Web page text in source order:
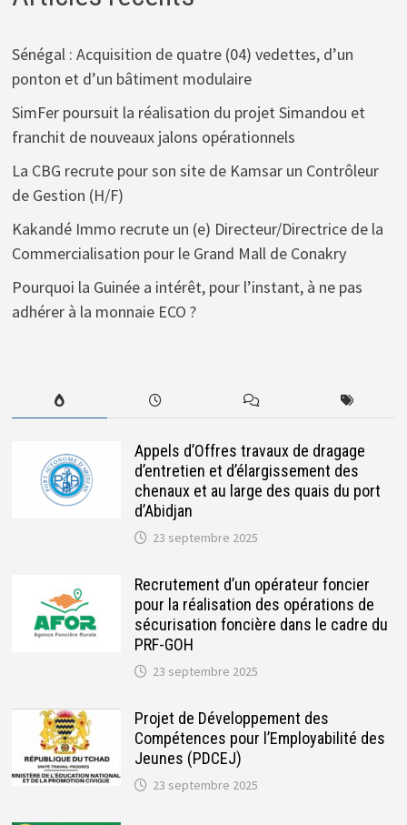
Sénégal : Acquisition de quatre (04) vedettes, d’un
ponton et d’un bâtiment modulaire
SimFer poursuit la réalisation du projet Simandou et
franchit de nouveaux jalons opérationnels
La CBG recrute pour son site de Kamsar un Contrôleur
de Gestion (H/F)
Kakandé Immo recrute un (e) Directeur/Directrice de la
Commercialisation pour le Grand Mall de Conakry
Pourquoi la Guinée a intérêt, pour l’instant, à ne pas
adhérer à la monnaie ECO ?
Appels d’Offres travaux de dragage
d’entretien et d’élargissement des
chenaux et au large des quais du port
d’Abidjan
23 septembre 2025
Recrutement d’un opérateur foncier
pour la réalisation des opérations de
sécurisation foncière dans le cadre du
PRF-GOH
23 septembre 2025
Projet de Développement des
Compétences pour l’Employabilité des
Jeunes (PDCEJ)
23 septembre 2025